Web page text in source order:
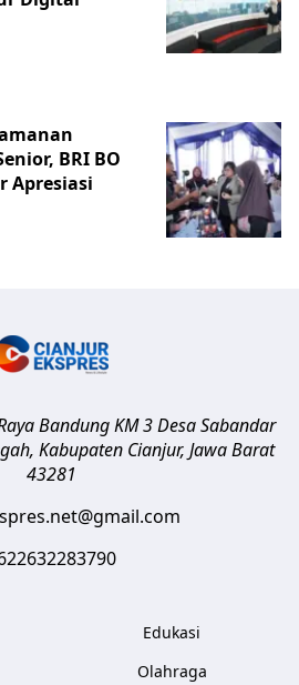
BRI BO
Apresiasi
Bandung KM 3 Desa Sabandar
Kabupaten Cianjur, Jawa Barat
43281
Edukasi
Olahraga